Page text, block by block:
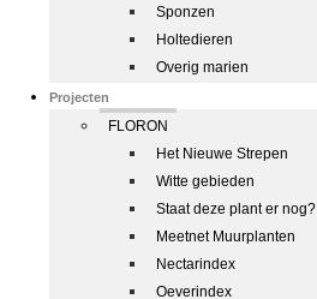
Sponzen
Holtedieren
Overig marien
Projecten
FLORON
Het Nieuwe Strepen
Witte gebieden
Staat deze plant er nog?
Meetnet Muurplanten
Nectarindex
Oeverindex